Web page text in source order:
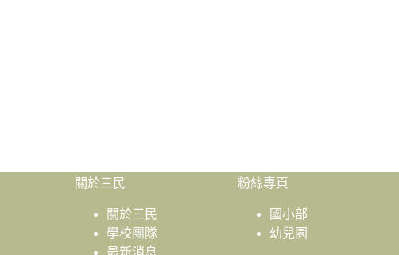
關於三民
關於三民
學校團隊
最新消息
粉絲專頁
國小部
幼兒園